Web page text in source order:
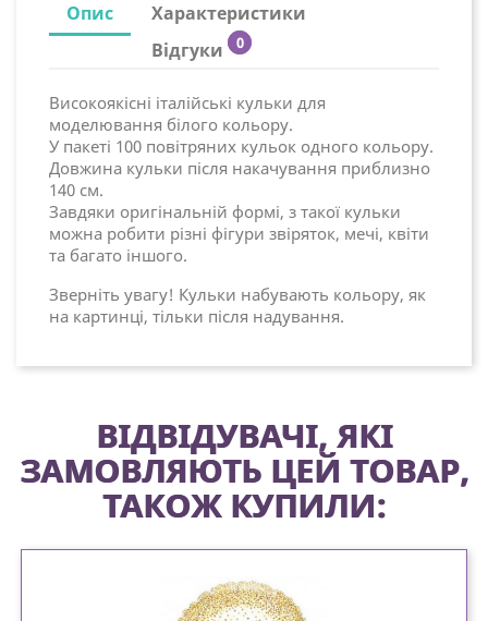
Опис
Характеристики
Відгуки
0
Високоякісні італійські кульки для
моделювання білого кольору.
У пакеті 100 повітряних кульок одного кольору.
Довжина кульки після накачування приблизно
140 см.
Завдяки оригінальній формі, з такої кульки
можна робити різні фігури звіряток, мечі, квіти
та багато іншого.
Зверніть увагу! Кульки набувають кольору, як
на картинці, тільки після надування.
ВІДВІДУВАЧІ, ЯКІ
ЗАМОВЛЯЮТЬ ЦЕЙ ТОВАР,
ТАКОЖ КУПИЛИ: